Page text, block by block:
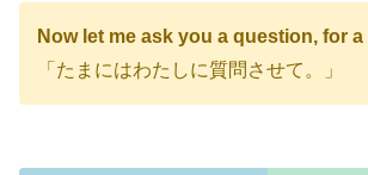
Now let me ask you a question, for
「たまにはわたしに質問させて。」